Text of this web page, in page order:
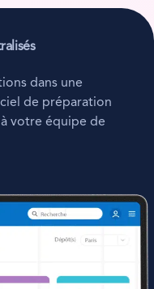
dans une
de préparation
votre équipe de